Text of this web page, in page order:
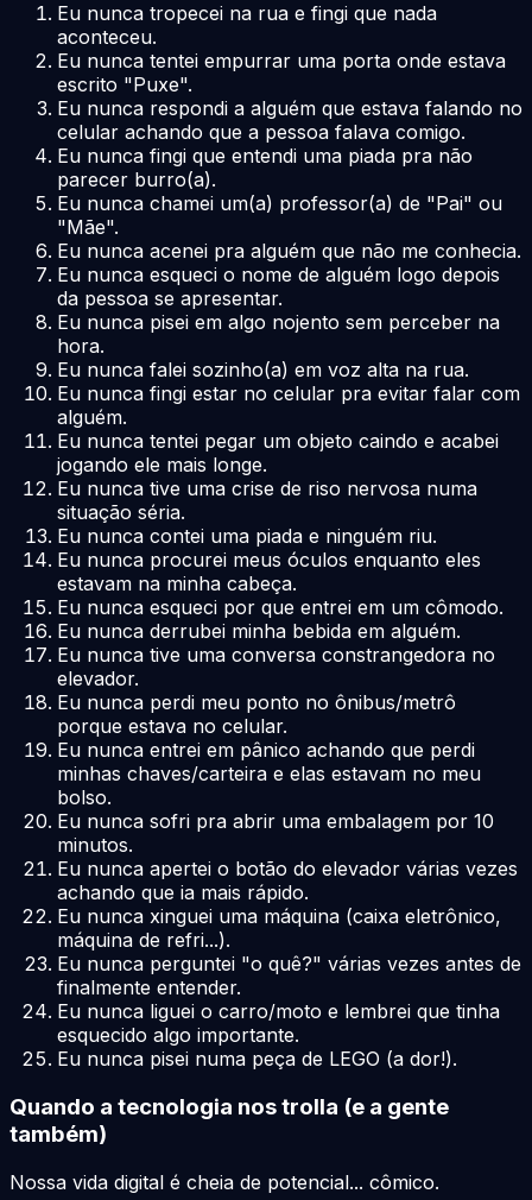
Eu nunca tropecei na rua e fingi que nada
aconteceu.
Eu nunca tentei empurrar uma porta onde estava
escrito "Puxe".
Eu nunca respondi a alguém que estava falando no
celular achando que a pessoa falava comigo.
Eu nunca fingi que entendi uma piada pra não
parecer burro(a).
Eu nunca chamei um(a) professor(a) de "Pai" ou
"Mãe".
Eu nunca acenei pra alguém que não me conhecia.
Eu nunca esqueci o nome de alguém logo depois
da pessoa se apresentar.
Eu nunca pisei em algo nojento sem perceber na
hora.
Eu nunca falei sozinho(a) em voz alta na rua.
Eu nunca fingi estar no celular pra evitar falar com
alguém.
Eu nunca tentei pegar um objeto caindo e acabei
jogando ele mais longe.
Eu nunca tive uma crise de riso nervosa numa
situação séria.
Eu nunca contei uma piada e ninguém riu.
Eu nunca procurei meus óculos enquanto eles
estavam na minha cabeça.
Eu nunca esqueci por que entrei em um cômodo.
Eu nunca derrubei minha bebida em alguém.
Eu nunca tive uma conversa constrangedora no
elevador.
Eu nunca perdi meu ponto no ônibus/metrô
porque estava no celular.
Eu nunca entrei em pânico achando que perdi
minhas chaves/carteira e elas estavam no meu
bolso.
Eu nunca sofri pra abrir uma embalagem por 10
minutos.
Eu nunca apertei o botão do elevador várias vezes
achando que ia mais rápido.
Eu nunca xinguei uma máquina (caixa eletrônico,
máquina de refri...).
Eu nunca perguntei "o quê?" várias vezes antes de
finalmente entender.
Eu nunca liguei o carro/moto e lembrei que tinha
esquecido algo importante.
Eu nunca pisei numa peça de LEGO (a dor!).
Quando a tecnologia nos trolla (e a gente
também)
Nossa vida digital é cheia de potencial... cômico.